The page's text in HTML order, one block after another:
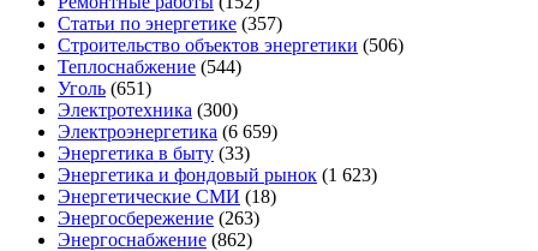
Статьи по энергетике (357)
Строительство объектов энергетики (506)
Теплоснабжение (544)
Уголь (651)
Электротехника (300)
Электроэнергетика (6 659)
Энергетика в быту (33)
Энергетика и фондовый рынок (1 623)
Энергетические СМИ (18)
Энергосбережение (263)
Энергоснабжение (862)